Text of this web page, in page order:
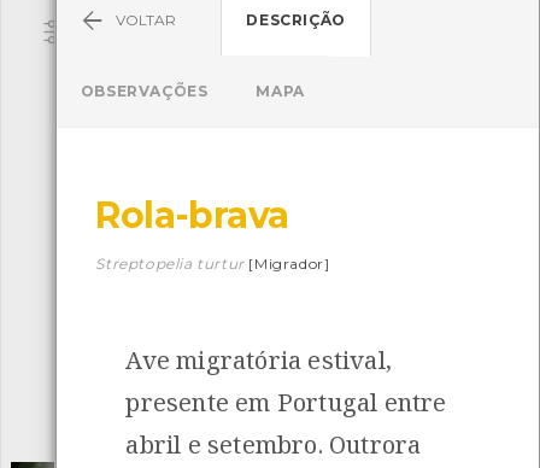
Pesquisa
Descarregar a app BioRegisto
Espécies 4837Observações
VOLTAR DESCRIÇÃO
OBSERVAÇÕES MAPA
Rola-brava
Streptopelia turtur [Migrador]
Ave migratória estival,
presente em Portugal entre
abril e setembro. Outrora